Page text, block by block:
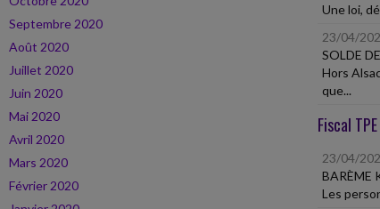
Septembre 2020
Août 2020
Juillet 2020
Juin 2020
Mai 2020
Avril 2020
Mars 2020
Février 2020
Une loi,
23/04/
SOLDE
Hors
que...
Fiscal TPE
23/04/
BARÈME
Les